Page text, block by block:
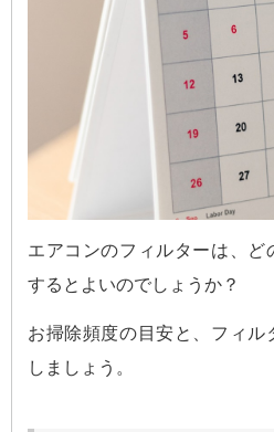
エアコンのフィルターは、ど
するとよいのでしょうか？
お掃除頻度の目安と、フィル
しましょう。